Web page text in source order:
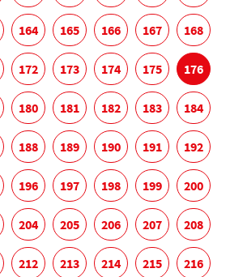
164 165 166 167 168
172 173 174 175 176
180 181 182 183 184
188 189 190 191 192
196 197 198 199 200
204 205 206 207 208
212 213 214 215 216